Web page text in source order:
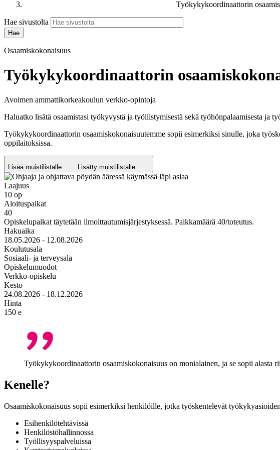
Työkykykoordinaattorin
Hae sivustolta
Osaamiskokonaisuus
Työkykykoordinaattorin
Avoimen ammattikorkeakoulun verkko-opintoja
Haluatko lisätä osaamistasi työkyvystä ja työllistymisestä sekä työhönpalaamisesta ja
Työkykykoordinaattorin osaamiskokonaisuutemme sopii esimerkiksi sinulle, joka
oppilaitoksissa.
Lisää muistilistalle Lisätty muistilistalle
Laajuus
10 op
Aloituspaikat
40
Opiskelupaikat täytetään ilmoittautumisjärjestyksessä. Paikkamäärä 40/toteutus.
Hakuaika
18.05.2026 - 12.08.2026
Koulutusala
Sosiaali- ja terveysala
Opiskelumuodot
Verkko-opiskelu
Kesto
24.08.2026 - 18.12.2026
Hinta
150 e
Työkykykoordinaattorin osaamiskokonaisuus on monialainen, ja se sopii alasta
Kenelle?
Osaamiskokonaisuus sopii esimerkiksi henkilöille, jotka työskentelevät
Esihenkilötehtävissä
Henkilöstöhallinnossa
Työllisyyspalveluissa